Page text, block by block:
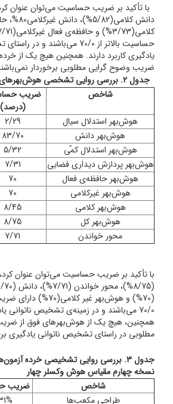
با تأکید بر ضریب حساسیت می‌توان عنوان
دانش کلامی‌(5/
حساسیت بالاتر از 70/0 می‌باشند و
یادگیری کاربرد دارند. همچنین هیچ یک از
ضریب وضوح گرایی مطلوبی برخوردار
جدول 2. بررسی روایی تشخصی هوش‌بهرهای تهران- استانفورد بینه
شاخص
ضریب
(درصد)
هوش‌بهر استدلال سیال
2/29
هوش‌بهر دانش
83/70
هوش‌بهر استدلال کم‍ّی
5/32
هوش‌بهر پردازش دیداری فضایی
7/31
هوش‌بهر حافظه‌ی فعال
70
هوش‌بهر غیرکلامی
70
هوش‌بهر کلامی
8/45
هوش‌بهر کل
8/75
محور خواندن
7/71
با تأکید بر ضریب حساسیت می‌توان عنوان
(70%) و هوش‌بهر غیر
70/0 می‌باشند و در زمینه‌ی تشخیص ناتوانی
همچنین، هیچ یک از هوش‌بهرهای فوق از
مطلوبی در راستای تشخیص ناتوانی یادگیری
جدول 3. بررسی روایی تشخیصی خرده
نسخه چهارم مقیاس هوش وکسلر چهار
شاخص
ضریب
طراحی مکعب‌ها